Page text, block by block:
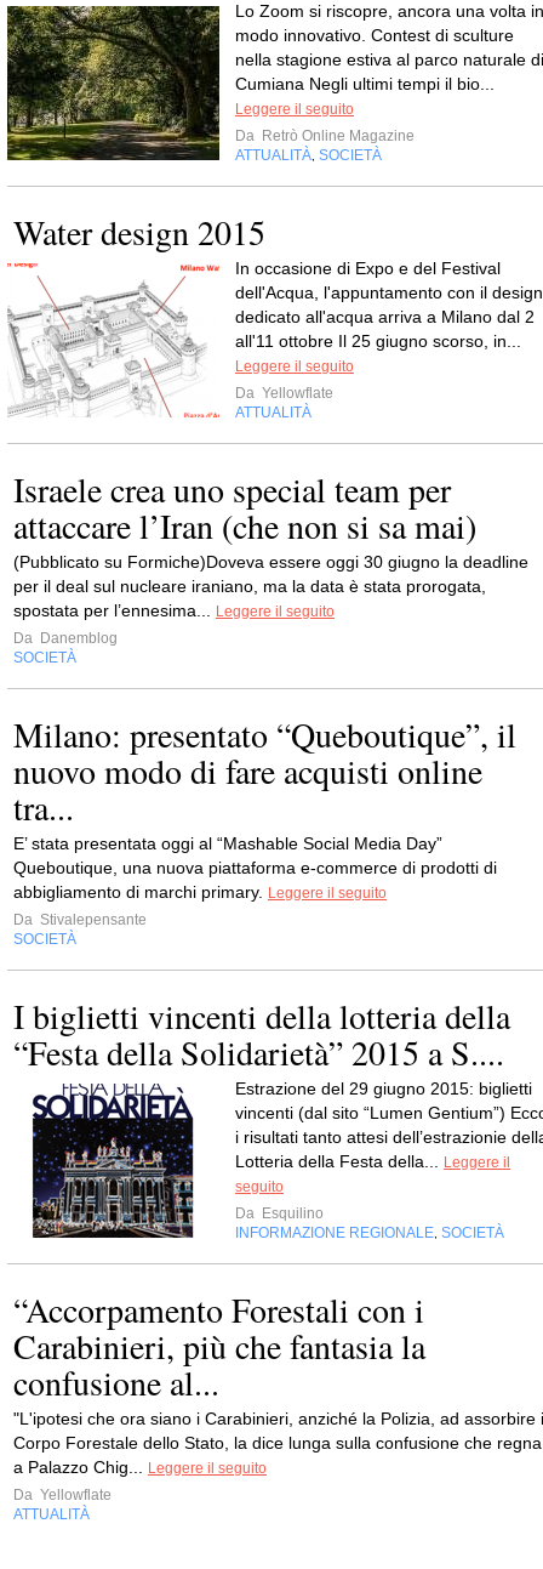
Lo Zoom si riscopre, ancora una volta in
modo innovativo. Contest di sculture
nella stagione estiva al parco naturale di
Cumiana Negli ultimi tempi il bio...
Leggere il seguito
Da Retrò Online Magazine
ATTUALITÀ SOCIETÀ
Water design 2015
In occasione di Expo e del Festival
dell'Acqua, l'appuntamento con il design
dedicato all'acqua arriva a Milano dal 2
all'11 ottobre Il 25 giugno scorso, in...
Leggere il seguito
Da Yellowflate
ATTUALITÀ
Israele crea uno special team per
attaccare l’Iran (che non si sa mai)
(Pubblicato su Formiche)Doveva essere oggi 30 giugno la deadline
per il deal sul nucleare iraniano, ma la data è stata prorogata,
spostata per l’ennesima...
Leggere il seguito
Da Danemblog
SOCIETÀ
Milano: presentato “Queboutique”, il
nuovo modo di fare acquisti online
tra...
E’ stata presentata oggi al “Mashable Social Media Day”
Queboutique, una nuova piattaforma e-commerce di prodotti di
abbigliamento di marchi primary.
Leggere il seguito
Da Stivalepensante
SOCIETÀ
I biglietti vincenti della lotteria della
“Festa della Solidarietà” 2015 a S....
Estrazione del 29 giugno 2015: biglietti
vincenti (dal sito “Lumen Gentium”)
i risultati tanto attesi dell’estrazionie
Lotteria della Festa della...
Leggere il
seguito
Da Esquilino
INFORMAZIONE REGIONALE SOCIETÀ
“Accorpamento Forestali con i
Carabinieri, più che fantasia la
confusione al...
"L'ipotesi che ora siano i Carabinieri, anziché la Polizia, ad assorbire
Corpo Forestale dello Stato, la dice lunga sulla confusione che regna
a Palazzo Chig...
Leggere il seguito
Da Yellowflate
ATTUALITÀ